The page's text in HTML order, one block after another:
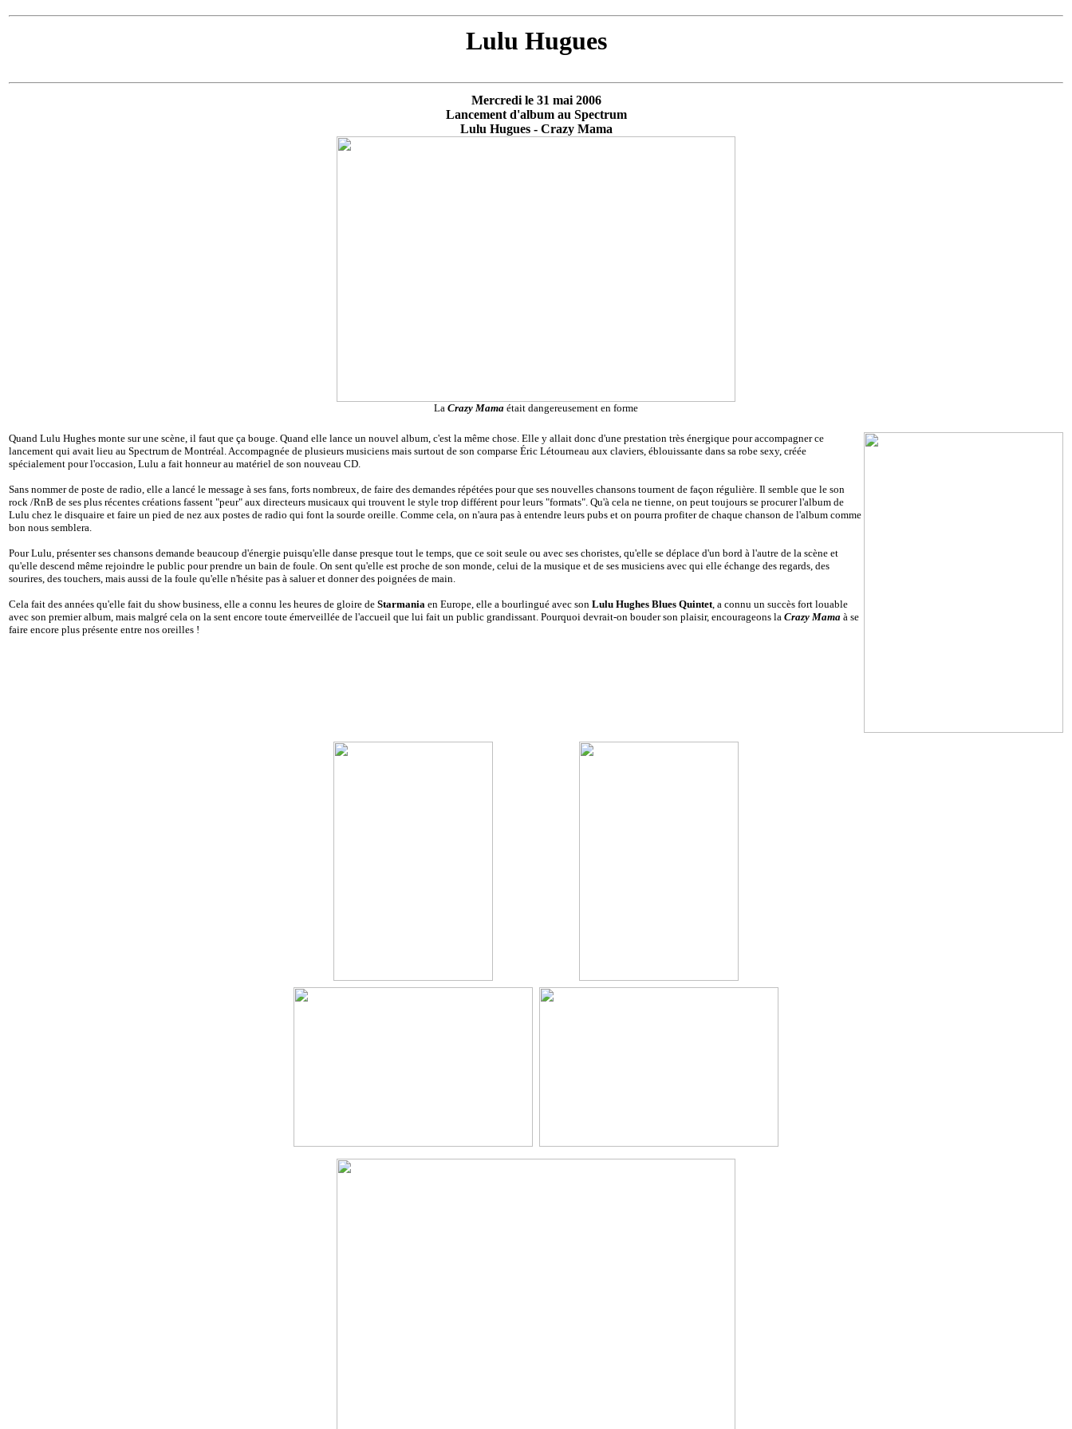
Lulu Hugues
Mercredi le 31 mai 2006
Lancement d'album au Spectrum
Lulu Hugues - Crazy Mama
La Crazy Mama était dangereusement en forme
Quand Lulu Hughes monte sur une scène, il faut que ça bouge. Quand elle lance un nouvel album, c'est la même chose. Elle y allait donc d'une prestation très énergique pour accompagner ce
lancement qui avait lieu au Spectrum de Montréal. Accompagnée de plusieurs musiciens mais surtout de son comparse Éric Létourneau aux claviers, éblouissante dans sa robe sexy, créée
spécialement pour l'occasion, Lulu a fait honneur au matériel de son nouveau CD.
Sans nommer de poste de radio, elle a lancé le message à ses fans, forts nombreux, de faire des demandes répétées pour que ses nouvelles chansons tournent de façon régulière. Il semble que le son
rock /RnB de ses plus récentes créations fassent "peur" aux directeurs musicaux qui trouvent le style trop différent pour leurs "formats". Qu'à cela ne tienne, on peut toujours se procurer l'album de
Lulu chez le disquaire et faire un pied de nez aux postes de radio qui font la sourde oreille. Comme cela, on n'aura pas à entendre leurs pubs et on pourra profiter de chaque chanson de l'album comme
bon nous semblera.
Pour Lulu, présenter ses chansons demande beaucoup d'énergie puisqu'elle danse presque tout le temps, que ce soit seule ou avec ses choristes, qu'elle se déplace d'un bord à l'autre de la scène et
qu'elle descend même rejoindre le public pour prendre un bain de foule. On sent qu'elle est proche de son monde, celui de la musique et de ses musiciens avec qui elle échange des regards, des
sourires, des touchers, mais aussi de la foule qu'elle n'hésite pas à saluer et donner des poignées de main.
Cela fait des années qu'elle fait du show business, elle a connu les heures de gloire de Starmania en Europe, elle a bourlingué avec son Lulu Hughes Blues Quintet, a connu un succès fort louable
avec son premier album, mais malgré cela on la sent encore toute émerveillée de l'accueil que lui fait un public grandissant. Pourquoi devrait-on bouder son plaisir, encourageons la Crazy Mama à se
faire encore plus présente entre nos oreilles !